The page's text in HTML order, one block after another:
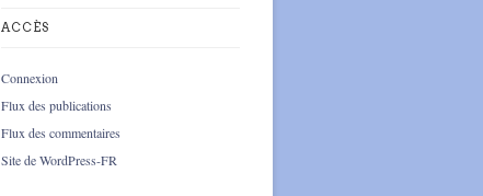
ACCÈS
Connexion
Flux des publications
Flux des commentaires
Site de WordPress-FR